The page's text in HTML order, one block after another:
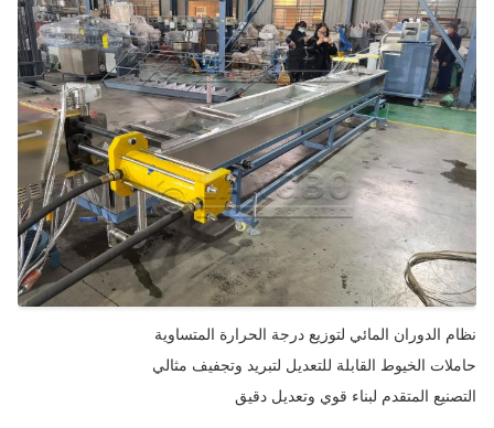
الدوران المائي لتوزيع درجة الحرارة المتساوية
الخيوط القابلة للتعديل لتبريد وتجفيف مثالي
المتقدم لبناء قوي وتعديل دقيق